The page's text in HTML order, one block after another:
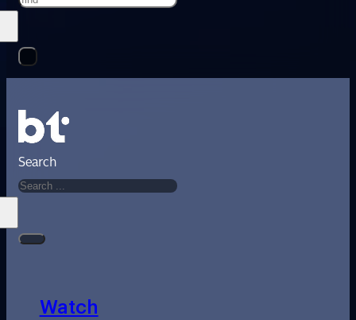
Search
Watch